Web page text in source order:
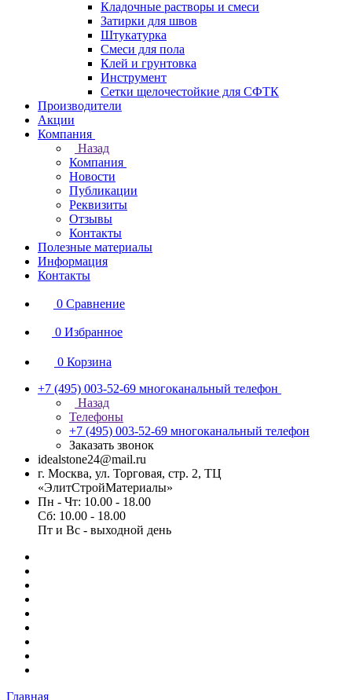
Кладочные растворы и смеси
Затирки для швов
Штукатурка
Смеси для пола
Клей и грунтовка
Инструмент
Сетки щелочестойкие для СФТК
Производители
Акции
Компания
Назад
Компания
Новости
Публикации
Реквизиты
Отзывы
Контакты
Полезные материалы
Информация
Контакты
0 Сравнение
0 Избранное
0 Корзина
+7 (495) 003-52-69 многоканальный телефон
Назад
Телефоны
+7 (495) 003-52-69 многоканальный телефон
Заказать звонок
idealstone24@mail.ru
г. Москва, ул. Торговая, стр. 2, ТЦ
«ЭлитСтройМатериалы»
Пн - Чт: 10.00 - 18.00
Сб: 10.00 - 18.00
Пт и Вс - выходной день
Главная